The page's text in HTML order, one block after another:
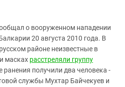
о вооруженном нападении
20 августа 2010 года. В
районе неизвестные в
масках расстреляли группу
ранения получили два человека -
службы Мухтар Байчекуев и